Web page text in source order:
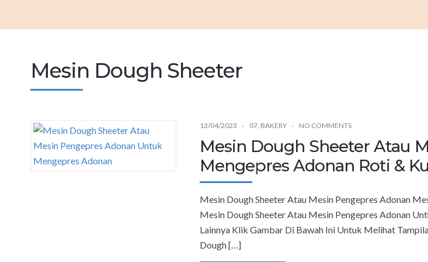
Mesin Dough Sheeter
13/04/2023 07. BAKERY NO COMMENTS
Mesin Dough Sheeter Atau
Mengepres Adonan Roti &
Mesin Dough Sheeter Atau Mesin Pengepres Adonan
Mesin Dough Sheeter Atau Mesin Pengepres Adonan
Lainnya Klik Gambar Di Bawah Ini Untuk Melihat
Dough […]